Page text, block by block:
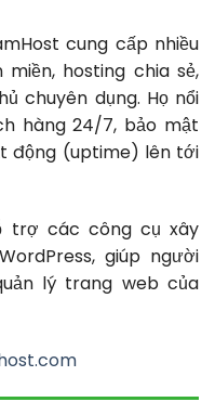
cung cấp nhiều
hosting chia sẻ,
chuyên dụng. Họ nổi
hàng 24/7, bảo mật
động (uptime) lên tới
trợ các công cụ xây
giúp người
lý trang web của